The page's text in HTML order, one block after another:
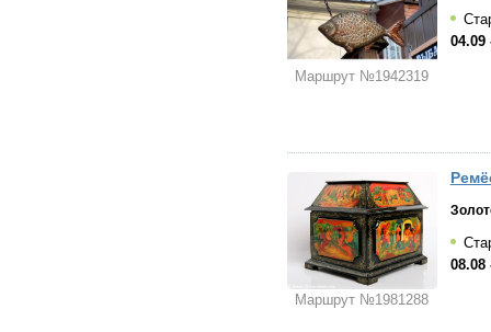
Маршрут №1942319
04.09
Маршрут №1981288
08.08